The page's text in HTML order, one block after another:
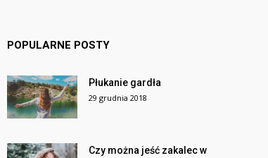
POPULARNE POSTY
Płukanie gardła
29 grudnia 2018
Czy można jeść zakalec w